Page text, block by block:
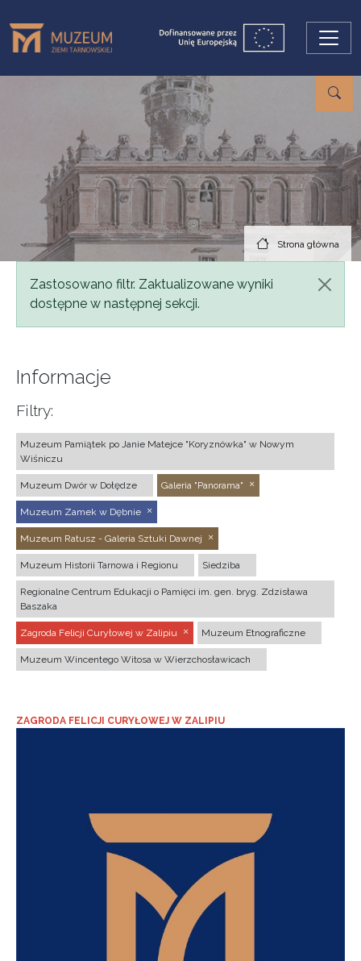
Strona główna
Komunikat
Zastosowano filtr. Zaktualizowane wyniki
dostępne w następnej sekcji.
Informacje
Filtry:
Muzeum Pamiątek po Janie Matejce "Koryznówka" w Nowym
Wiśniczu
Muzeum Dwór w Dołędze Galeria "Panorama"
Muzeum Zamek w Dębnie
Muzeum Ratusz - Galeria Sztuki Dawnej
Muzeum Historii Tarnowa i Regionu Siedziba
Regionalne Centrum Edukacji o Pamięci im. gen. bryg. Zdzisława
Baszaka
Zagroda Felicji Curyłowej w Zalipiu Muzeum Etnograficzne
Muzeum Wincentego Witosa w Wierzchosławicach
ZAGRODA FELICJI CURYŁOWEJ W ZALIPIU